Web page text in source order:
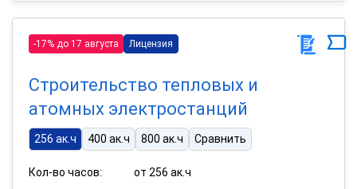
-17% до 17 августа Лицензия
Строительство тепловых и
атомных электростанций
256 ак.ч 400 ак.ч 800 ак.ч Сравнить
Кол-во часов:
от 256 ак.ч